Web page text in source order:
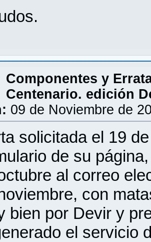
Componentes y
Centenario. edición
09 de Noviembre de
solicitada el 19
de su
al correo
con
bien por Devir y
el servicio